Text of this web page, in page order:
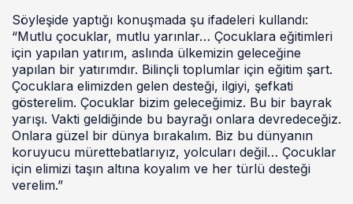
Söyleşide yaptığı konuşmada şu ifadeleri kullandı:
“Mutlu çocuklar, mutlu yarınlar… Çocuklara eğitimleri
için yapılan yatırım, aslında ülkemizin geleceğine
yapılan bir yatırımdır. Bilinçli toplumlar için eğitim şart.
Çocuklara elimizden gelen desteği, ilgiyi, şefkati
gösterelim. Çocuklar bizim geleceğimiz. Bu bir bayrak
yarışı. Vakti geldiğinde bu bayrağı onlara devredeceğiz.
Onlara güzel bir dünya bırakalım. Biz bu dünyanın
koruyucu mürettebatlarıyız, yolcuları değil… Çocuklar
için elimizi taşın altına koyalım ve her türlü desteği
verelim.”